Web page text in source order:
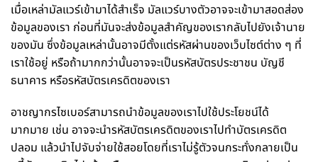
เมื่อเหล่ามัลแวร์เข้ามาได้สำเร็จ มัลแวร์บางตัวอาจจะเข้ามาสอดส่อง
ข้อมูลของเรา ก่อนที่มันจะส่งข้อมูลสำคัญของเรากลับไปยังเจ้านาย
ของมัน ซึ่งข้อมูลเหล่านั้นอาจมีตั้งแต่รหัสผ่านของเว็บไซต์ต่าง ๆ ที่
เราใช้อยู่ หรือถ้ามากกว่านั้นอาจจะเป็นรหัสบัตรประชาชน บัญชี
ธนาคาร หรือรหัสบัตรเครดิตของเรา
อาชญากรไซเบอร์สามารถนำข้อมูลของเราไปใช้ประโยชน์ได้
มากมาย เช่น อาจจะนำรหัสบัตรเครดิตของเราไปทำบัตรเครดิต
ปลอม แล้วนำไปจับจ่ายใช้สอยโดยที่เราไม่รู้ตัวจนกระทั่งกลายเป็น